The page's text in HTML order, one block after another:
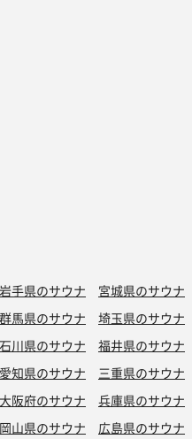
岩手県のサウナ 宮城県のサウナ
群馬県のサウナ 埼玉県のサウナ
石川県のサウナ 福井県のサウナ
愛知県のサウナ 三重県のサウナ
大阪府のサウナ 兵庫県のサウナ
岡山県のサウナ 広島県のサウナ